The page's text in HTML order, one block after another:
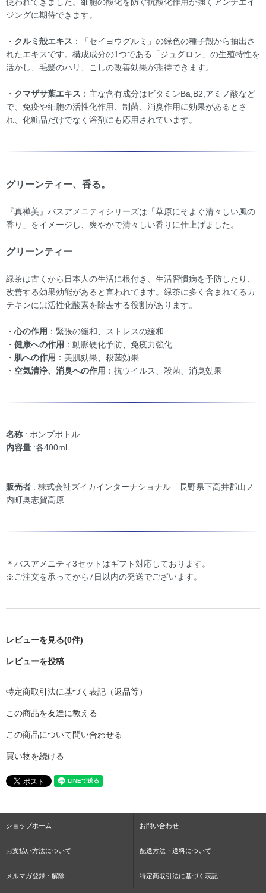
使われてきました。細胞の酸化を防ぐ抗酸化作用が強くアンチエイ
ジングに期待できます。
・ クルミ殻エキス ：「セイヨウグルミ」の緑色の種子殻から抽出さ
れたエキスです。構成成分の1つである「ジュグロン」の生殖特性を
活かし、毛髪のハリ、こしの改善効果が期待できます。
・ クマザサ葉エキス ：主な含有成分はビタミンBa,B2,アミノ酸など
で、免疫や細胞の活性化作用、制菌、消臭作用に効果があるとさ
れ、化粧品だけでなく浴剤にも応用されています。
グリーンティー、香る。
『真禅美』バスアメニティシリーズは「草原にそよぐ清々しい風の
香り」をイメージし、爽やかで清々しい香りに仕上げました。
グリーンティー
緑茶は古くから日本人の生活に根付き、生活習慣病を予防したり、
改善する効果効能があると言われてます。緑茶に多く含まれてるカ
テキンには活性化酸素を除去する役割があります。
・ 心の作用 ：緊張の緩和、ストレスの緩和
・ 健康への作用 ：動脈硬化予防、免疫力強化
・ 肌への作用 ：美肌効果、殺菌効果
・ 空気清浄、消臭への作用 ：抗ウイルス、殺菌、消臭効果
名称 : ポンプボトル
内容量 :各400ml
販売者 : 株式会社ズイカインターナショナル 長野県下高井郡山ノ
内町奥志賀高原
＊バスアメニティ3セットはギフト対応しております。
※ご注文を承ってから7日以内の発送でございます。
レビューを見る(0件)
レビューを投稿
特定商取引法に基づく表記（返品等）
この商品を友達に教える
この商品について問い合わせる
買い物を続ける
ショップホーム お問い合わせ
お支払い方法について 配送方法・送料について
メルマガ登録・解除 特定商取引法に基づく表記